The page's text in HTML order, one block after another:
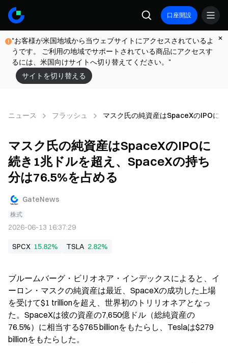
口座開設
"お客様が米国地域から当ウェブサイトにアクセスされているよ
うです。 ご利用の地域でサポートされている商品にアクセスす
るには、米国向けサイトへ切り替えてください。"
サイトを切り替える
ニュース フラッシュ マスク氏の純資産はSpaceXのIPOに
マスク氏の純資産はSpaceXのIPOに
続き1兆ドルを超え、SpaceXの持ち
分は76.5%を占める
GateNews
株式
2026-06-13 16:37:29
SPCX 15.82% TSLA 2.82%
ブルームバーグ・ビリオネア・インデックスによると、イ
ーロン・マスクの純資産は最近、SpaceXの成功した上場
を受けて$1 trillionを超え、世界初のトリリオネアとなっ
た。SpaceXは彼の資産の7,650億ドル（総純資産の
76.5%）に相当する$765 billionをもたらし、Teslaは$279
billionをもたらした。